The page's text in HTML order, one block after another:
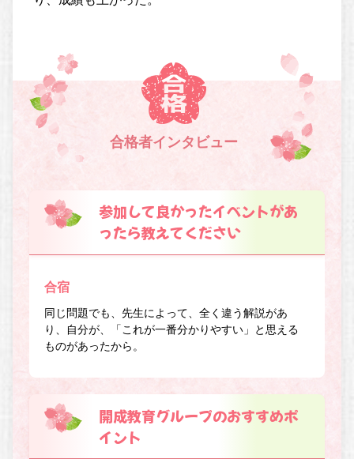
合格者インタビュー
参加して良かったイベントがあ
ったら教えてください
合宿
同じ問題でも、先生によって、全く違う解説があ
り、自分が、「これが一番分かりやすい」と思える
ものがあったから。
開成教育グループのおすすめポ
イント